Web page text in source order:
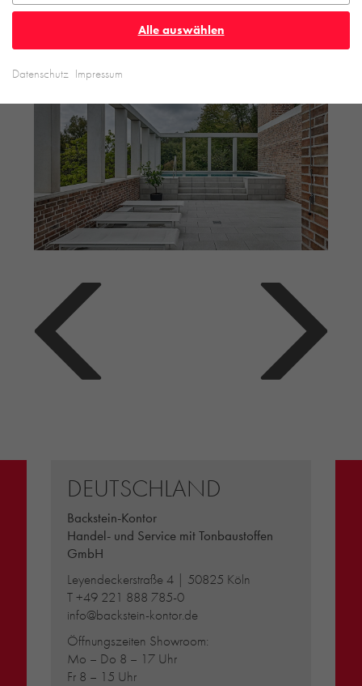
DEUTSCHLAND
Backstein-Kontor
Handel- und Service mit Tonbaustoffen
GmbH
Leyendeckerstraße 4 | 50825 Köln
T+49 221 888 785-0
info@backstein-kontor.de
Öffnungszeiten Showroom:
Mo – Do 8 – 17 Uhr
Fr 8 – 15 Uhr
Alle auswählen
Datenschutz Impressum